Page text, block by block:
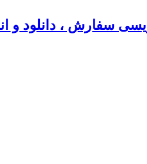
سفارش ، دانلود و